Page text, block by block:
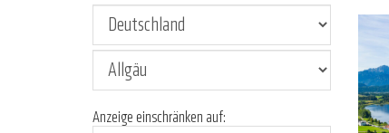
Anzeige einschränken auf: